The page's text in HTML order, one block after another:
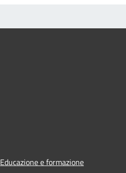
Educazione e formazione